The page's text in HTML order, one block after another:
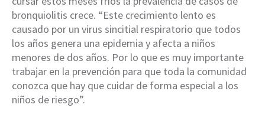
bronquiolitis crece. “Este crecimiento lento es
causado por un virus sincitial respiratorio que todos
los años genera una epidemia y afecta a niños
menores de dos años. Por lo que es muy importante
trabajar en la prevención para que toda la comunidad
conozca que hay que cuidar de forma especial a los
niños de riesgo”.